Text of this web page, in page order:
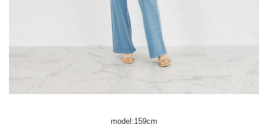
model:159cm